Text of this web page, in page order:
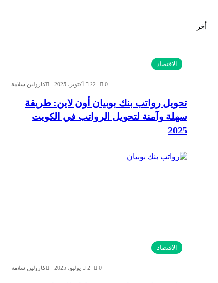
الاقتصاد
كارولين سلامة 22 أكتوبر، 2025 0
تحويل رواتب بنك بوبيان أون لاين: طريقة
سهلة وآمنة لتحويل الرواتب في الكويت
2025
الاقتصاد
كارولين سلامة 2 يوليو، 2025 0
أخر